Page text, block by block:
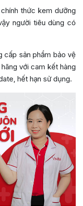
thức kem dưỡng
người tiêu dùng có
cấp sản phẩm bảo vệ
với cam kết hàng
hết hạn sử dụng.